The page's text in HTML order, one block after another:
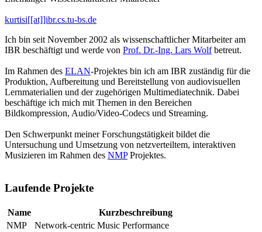
kurtisi[[at]]ibr.cs.tu-bs.de
Ich bin seit November 2002 als wissenschaftlicher Mitarbeiter am
IBR beschäftigt und werde von Prof. Dr.-Ing. Lars Wolfbetreut.
Im Rahmen des ELAN-Projektes bin ich am IBR zuständig für die
Produktion, Aufbereitung und Bereitstellung von audiovisuellen
Lernmaterialien und der zugehörigen Multimediatechnik. Dabei
beschäftige ich mich mit Themen in den Bereichen
Bildkompression, Audio/Video-Codecs und Streaming.
Den Schwerpunkt meiner Forschungstätigkeit bildet die
Untersuchung und Umsetzung von netzverteiltem, interaktiven
Musizieren im Rahmen des NMPProjektes.
Laufende Projekte
Name
Kurzbeschreibung
NMP
Network-centric Music Performance